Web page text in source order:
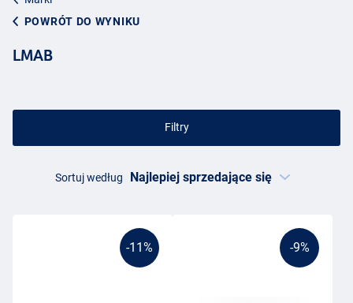
POWRÓT DO WYNIKU
LMAB
Filtry
Sortuj według
-11% -9%